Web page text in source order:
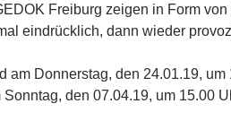
Freiburg zeigen in Form
eindrücklich, dann wieder
am Donnerstag, den 24.01.19,
den 07.04.19, um 15.00